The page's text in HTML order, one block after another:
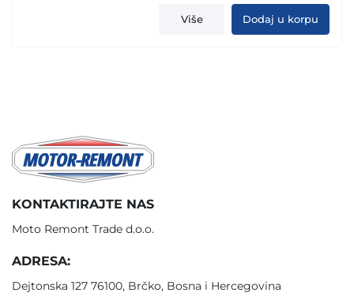
Više Dodaj u korpu
KONTAKTIRAJTE NAS
Moto Remont Trade d.o.o.
ADRESA:
Dejtonska 127 76100, Brčko, Bosna i Hercegovina